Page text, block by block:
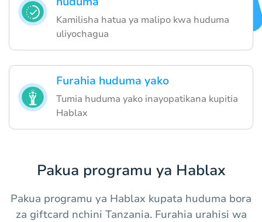
Kamilisha hatua ya malipo kwa huduma
uliyochagua
Furahia huduma yako
Tumia huduma yako inayopatikana kupitia
Hablax
Pakua programu ya Hablax
Pakua programu ya Hablax kupata huduma bora
za giftcard nchini Tanzania. Furahia urahisi wa